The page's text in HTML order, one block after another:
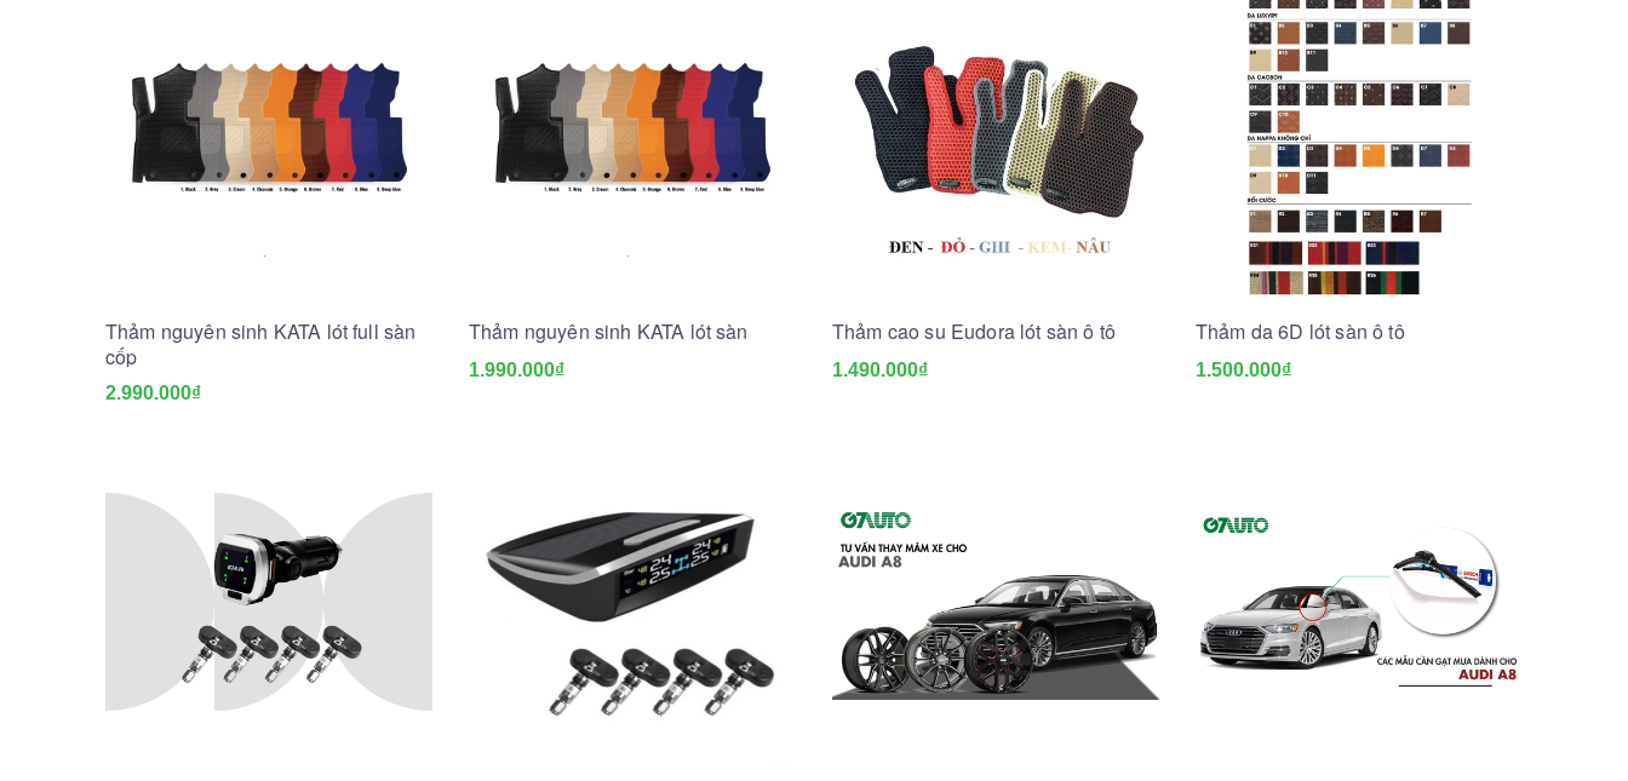
Thảm nguyên sinh KATA lót full sàn
cốp
2.990.000₫
Thảm nguyên sinh KATA lót sàn
1.990.000₫
Thảm cao su Eudora lót sàn ô tô
1.490.000₫
Thảm da 6D lót sàn ô tô
1.500.000₫